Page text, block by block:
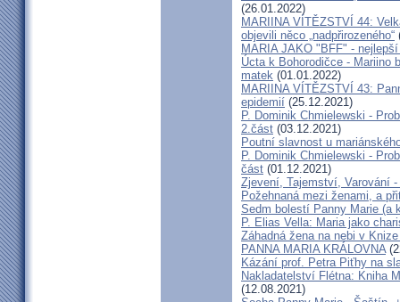
(26.01.2022)
MARIINA VÍTĚZSTVÍ 44:
objevili něco „nadpřirozeného“
MARIA JAKO "BFF" -
Úcta k Bohorodičce - Mariino
matek (01.01.2022)
MARIINA VÍTĚZSTVÍ 43:
epidemií (25.12.2021)
P. Dominik Chmielewski -
2.část (03.12.2021)
Poutní slavnost u
P. Dominik Chmielewski -
část (01.12.2021)
Zjevení, Tajemství, Varování
Požehnaná mezi ženami, a
Sedm bolestí Panny Marie (a
P. Elias Vella: Maria jako
Záhadná žena na nebi v
PANNA MARIA KRÁLOVNA
Kázání prof. Petra Piťhy na
Nakladatelství Flétna: Kniha
(12.08.2021)